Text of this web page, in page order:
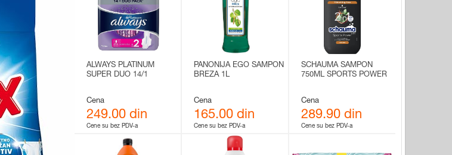
ALWAYS PLATINUM
SUPER DUO 14/1
Cena
249.00 din
Cene su bez PDV-a
PANONIJA EGO SAMPON
BREZA 1L
Cena
165.00 din
Cene su bez PDV-a
SCHAUMA SAMPON
750ML SPORTS POWER
Cena
289.90 din
Cene su bez PDV-a